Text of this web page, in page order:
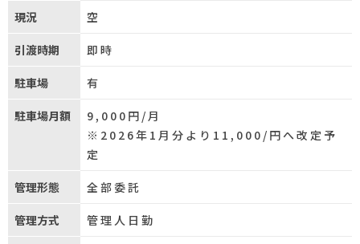
現況 空
引渡時期 即時
駐車場 有
駐車場月額
9,000円/月
※2026年1月分より11,000/円へ改定予
定
管理形態 全部委託
管理方式 管理人日勤